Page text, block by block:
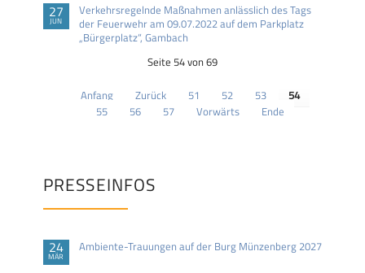
27
JUN
Verkehrsregelnde Maßnahmen anlässlich des Tags
der Feuerwehr am 09.07.2022 auf dem Parkplatz
„Bürgerplatz“, Gambach
Seite 54 von 69
Anfang Zurück 51 52 53
54
55
56 57 Vorwärts Ende
PRESSEINFOS
24
MÄR
Ambiente-Trauungen auf der Burg Münzenberg 2027